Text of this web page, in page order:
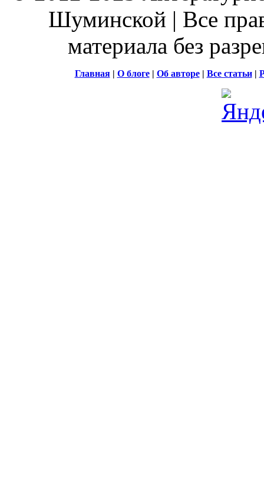
Шуминской | Все
материала без
Главная| О блоге| Об авторе| Все статьи|